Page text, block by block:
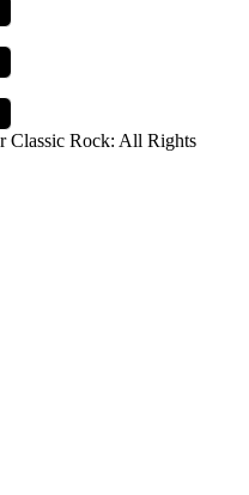
Rock: All Rights